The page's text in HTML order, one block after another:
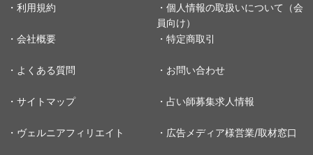
・利用規約
・個人情報の取扱いについて（会
員向け）
・会社概要
・特定商取引
・よくある質問 ・お問い合わせ
・サイトマップ ・占い師募集求人情報
・ヴェルニアフィリエイト ・広告メディア様営業/取材窓口